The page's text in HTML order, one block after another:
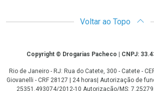
Voltar ao Topo
CopyrightCopyright © Drogarias Pacheco | CNPJ:
Rio de Janeiro - RJ: Rua do Catete, 300 - Catete -
Giovanelli - CRF 28127 | 24 horas| Autorização de
25351.493074/2012-10 Autorização/MS: